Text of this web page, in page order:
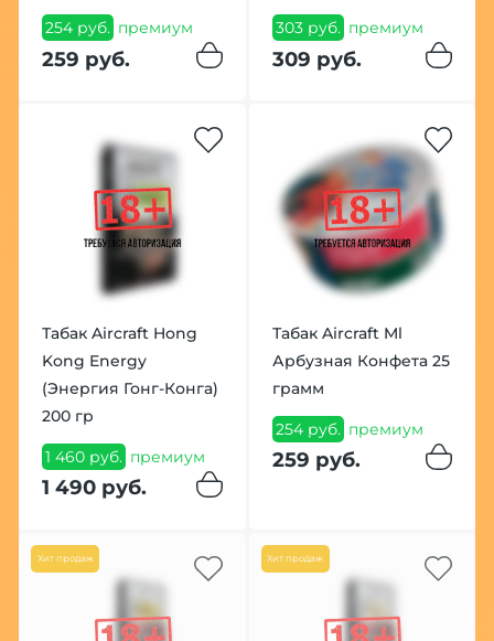
254 руб. премиум
259 руб.
303 руб. премиум
309 руб.
Табак Aircraft Hong
Kong Energy
(Энергия Гонг-Конга)
200 гр
1 460 руб. премиум
1 490 руб.
Табак Aircraft Ml
Арбузная Конфета 25
грамм
254 руб. премиум
259 руб.
Хит продаж Хит продаж